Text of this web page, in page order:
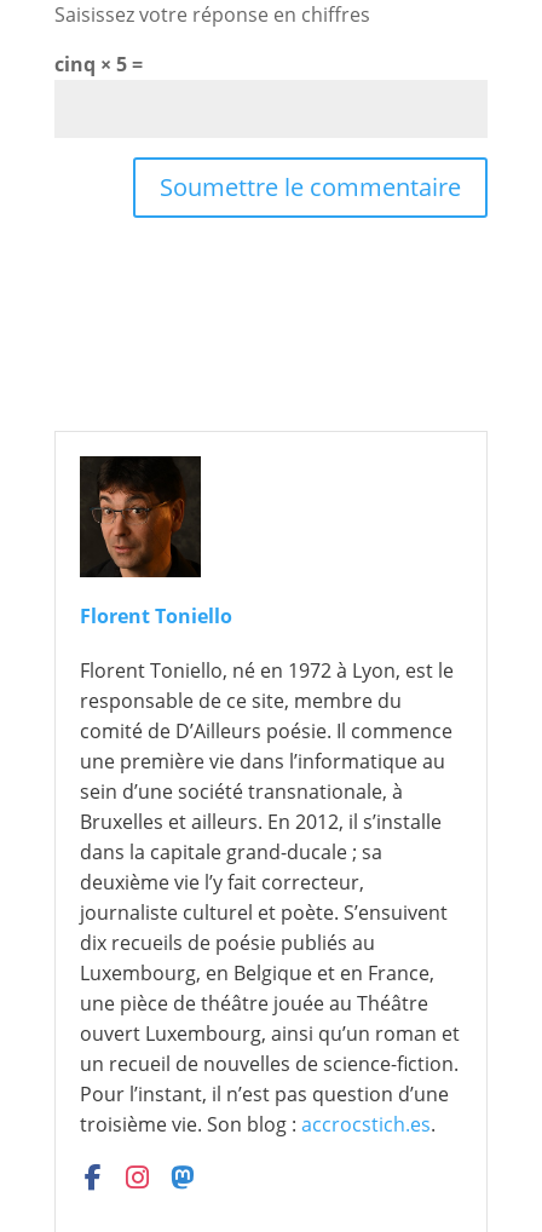
Saisissez votre réponse en chiffres
cinq × 5 =
Soumettre le commentaire
Florent Toniello
Florent Toniello, né en 1972 à Lyon, est le
responsable de ce site, membre du
comité de D’Ailleurs poésie. Il commence
une première vie dans l’informatique au
sein d’une société transnationale, à
Bruxelles et ailleurs. En 2012, il s’installe
dans la capitale grand-ducale ; sa
deuxième vie l’y fait correcteur,
journaliste culturel et poète. S’ensuivent
dix recueils de poésie publiés au
Luxembourg, en Belgique et en France,
une pièce de théâtre jouée au Théâtre
ouvert Luxembourg, ainsi qu’un roman et
un recueil de nouvelles de science-fiction.
Pour l’instant, il n’est pas question d’une
troisième vie. Son blog : accrocstich.es.